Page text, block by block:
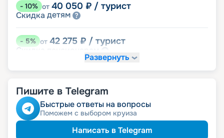
- 10% от 40 050 ₽ / турист
Скидка детям
-5% от 42 275 ₽ / турист
Скидка
Неполное размещение
Развернуть
Пишите в Telegram
Быстрые ответы на вопросы
Поможем с выбором круиза
Написать в Telegram